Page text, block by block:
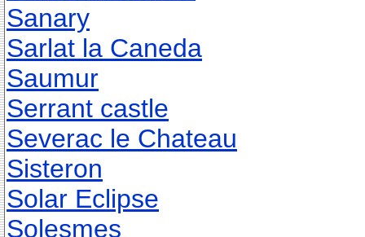
Sanary
Sarlat la Caneda
Saumur
Serrant castle
Severac le Chateau
Sisteron
Solar Eclipse
Solesmes